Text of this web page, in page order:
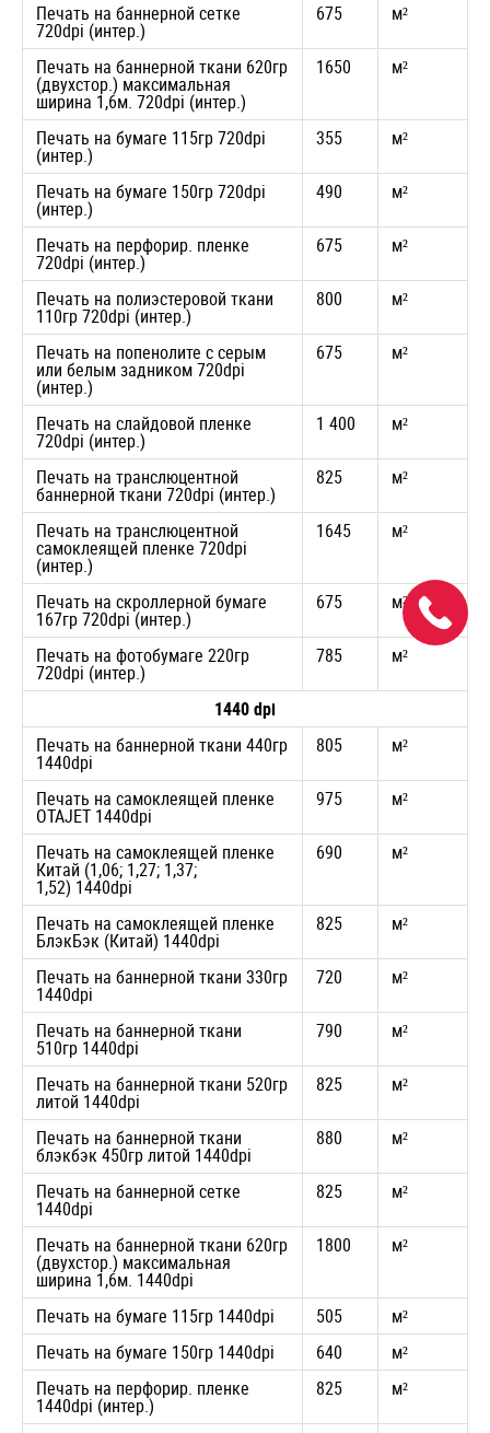
Печать на баннерной сетке
720dpi (интер.)
675 м²
Печать на баннерной ткани 620гр
(двухстор.) максимальная
ширина 1,6м. 720dpi (интер.)
1650 м²
Печать на бумаге 115гр 720dpi
(интер.)
355 м²
Печать на бумаге 150гр 720dpi
(интер.)
490 м²
Печать на перфорир. пленке
720dpi (интер.)
675 м²
Печать на полиэстеровой ткани
110гр 720dpi (интер.)
800 м²
Печать на попенолите с серым
или белым задником 720dpi
(интер.)
675 м²
Печать на слайдовой пленке
720dpi (интер.)
1 400 м²
Печать на транслюцентной
баннерной ткани 720dpi (интер.)
825 м²
Печать на транслюцентной
самоклеящей пленке 720dpi
(интер.)
1645 м²
Печать на скроллерной бумаге
167гр 720dpi (интер.)
675 м²
Печать на фотобумаге 220гр
720dpi (интер.)
785 м²
1440 dpi
Печать на баннерной ткани 440гр
1440dpi
805 м²
Печать на самоклеящей пленке
OTAJET 1440dpi
975 м²
Печать на самоклеящей пленке
Китай (1,06; 1,27; 1,37;
1,52) 1440dpi
690 м²
Печать на самоклеящей пленке
БлэкБэк (Китай) 1440dpi
825 м²
Печать на баннерной ткани 330гр
1440dpi
720 м²
Печать на баннерной ткани
510гр 1440dpi
790 м²
Печать на баннерной ткани 520гр
литой 1440dpi
825 м²
Печать на баннерной ткани
блэкбэк 450гр литой 1440dpi
880 м²
Печать на баннерной сетке
1440dpi
825 м²
Печать на баннерной ткани 620гр
(двухстор.) максимальная
ширина 1,6м. 1440dpi
1800 м²
Печать на бумаге 115гр 1440dpi 505
м²
Печать на бумаге 150гр 1440dpi
640
м²
Печать на перфорир. пленке
1440dpi (интер.)
825 м²